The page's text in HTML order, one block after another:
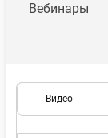
Вебинары
Видео